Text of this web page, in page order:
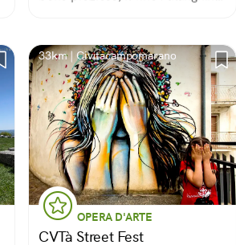
33km | Civitacampomarano
OPERA D'ARTE
CVTà Street Fest